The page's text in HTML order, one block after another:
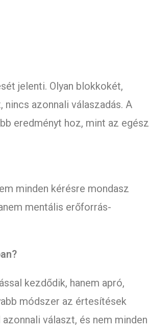
jelenti. Olyan blokkokét,
azonnali válaszadás. A
eredményt hoz, mint az egész
minden kérésre mondasz
mentális erőforrás-
kezdődik, hanem apró,
módszer az értesítések
választ, és nem minden